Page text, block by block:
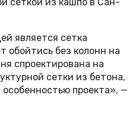
является сетка
обойтись без колонн на
спроектирована на
сетки из бетона,
особенностью проекта», —